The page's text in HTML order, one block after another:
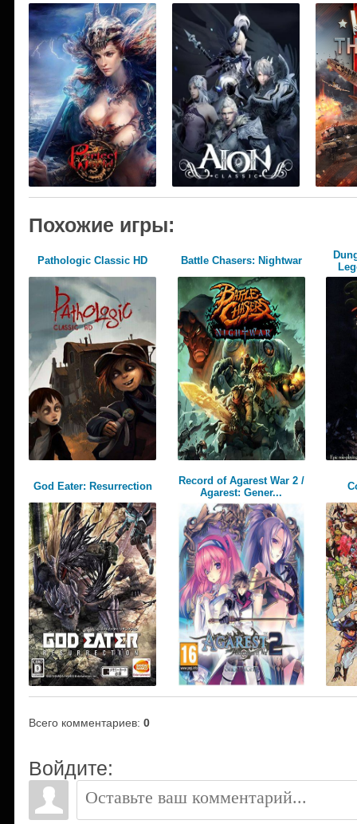
Похожие игры:
Pathologic Classic HD Battle Chasers: Nightwar
God Eater: Resurrection
Record of Agarest War 2 /
Agarest: Gener...
Всего комментариев: 0
Войдите: